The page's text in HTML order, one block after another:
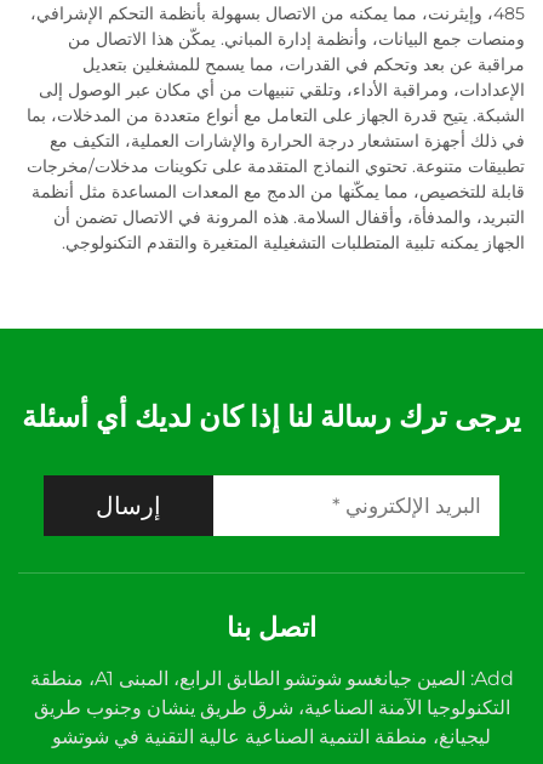
485، وإيثرنت، مما يمكنه من الاتصال بسهولة بأنظمة التحكم الإشرافي،
ومنصات جمع البيانات، وأنظمة إدارة المباني. يمكّن هذا الاتصال من
مراقبة عن بعد وتحكم في القدرات، مما يسمح للمشغلين بتعديل
الإعدادات، ومراقبة الأداء، وتلقي تنبيهات من أي مكان عبر الوصول إلى
الشبكة. يتيح قدرة الجهاز على التعامل مع أنواع متعددة من المدخلات، بما
في ذلك أجهزة استشعار درجة الحرارة والإشارات العملية، التكيف مع
تطبيقات متنوعة. تحتوي النماذج المتقدمة على تكوينات مدخلات/مخرجات
قابلة للتخصيص، مما يمكّنها من الدمج مع المعدات المساعدة مثل أنظمة
التبريد، والمدفأة، وأقفال السلامة. هذه المرونة في الاتصال تضمن أن
الجهاز يمكنه تلبية المتطلبات التشغيلية المتغيرة والتقدم التكنولوجي.
يرجى ترك رسالة لنا إذا كان لديك أي أسئلة
إرسال
اتصل بنا
Add: الصين جيانغسو شوتشو الطابق الرابع، المبنى A1، منطقة
التكنولوجيا الآمنة الصناعية، شرق طريق ينشان وجنوب طريق
ليجيانغ، منطقة التنمية الصناعية عالية التقنية في شوتشو